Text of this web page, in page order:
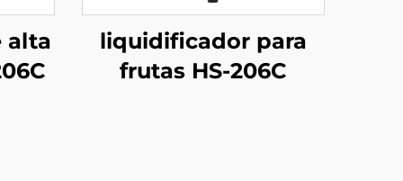
alta
liquidificador para
frutas HS-206C